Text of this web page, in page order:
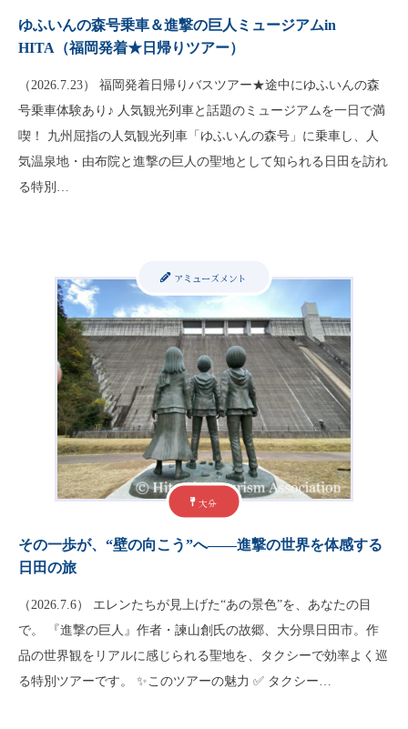
ゆふいんの森号乗車＆進撃の巨人ミュージアムin
HITA（福岡発着★日帰りツアー）
（2026.7.23） 福岡発着日帰りバスツアー★途中にゆふいんの森
号乗車体験あり♪ 人気観光列車と話題のミュージアムを一日で満
喫！ 九州屈指の人気観光列車「ゆふいんの森号」に乗車し、人
気温泉地・由布院と進撃の巨人の聖地として知られる日田を訪れ
る特別…
大分
アミューズメント
その一歩が、“壁の向こう”へ――進撃の世界を体感する
日田の旅
（2026.7.6） エレンたちが見上げた“あの景色”を、あなたの目
で。 『進撃の巨人』作者・諫山創氏の故郷、大分県日田市。作
品の世界観をリアルに感じられる聖地を、タクシーで効率よく巡
る特別ツアーです。 ✨このツアーの魅力 ✅ タクシー…